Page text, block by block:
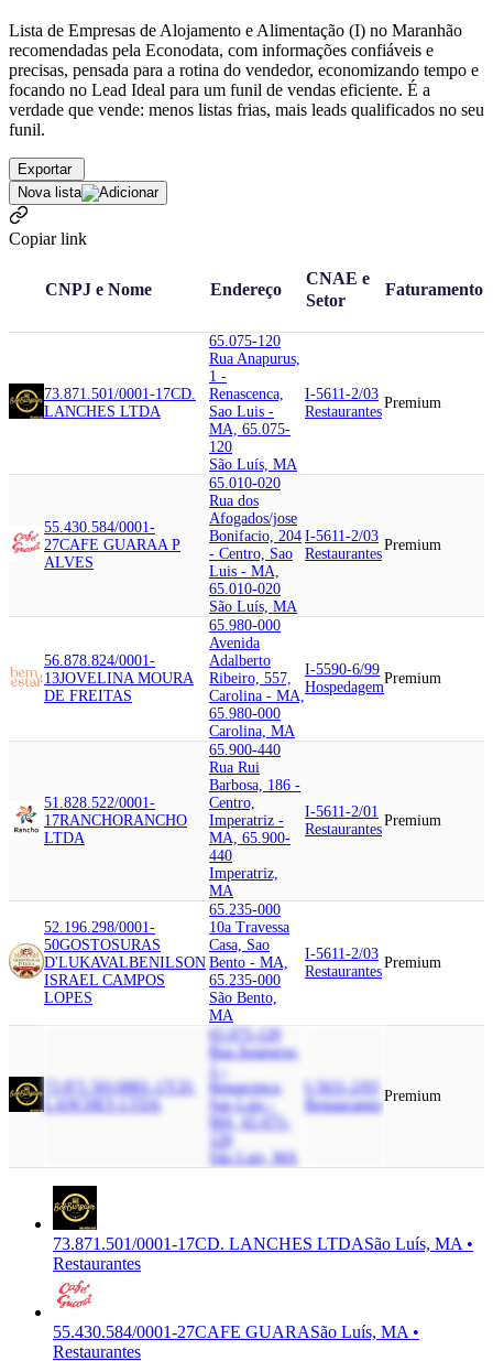
Lista de Empresas de Alojamento e Alimentação (I) no Maranhão
recomendadas pela Econodata, com informações confiáveis e
precisas, pensada para a rotina do vendedor, economizando tempo e
focando no Lead Ideal para um funil de vendas eficiente. É a
verdade que vende: menos listas frias, mais leads qualificados no seu
funil.
Exportar
Nova lista
Copiar link
CNPJ e Nome Endereço
CNAE e
Setor
Faturamento
73.871.501/0001-17CD.
LANCHES LTDA
65.075-120
Rua Anapurus,
1 -
Renascenca,
Sao Luis -
MA, 65.075-
120
São Luís, MA
I-5611-2/03
Restaurantes
Premium
55.430.584/0001-
27CAFE GUARAA P
ALVES
65.010-020
Rua dos
Afogados/jose
Bonifacio, 204
- Centro, Sao
Luis - MA,
65.010-020
São Luís, MA
I-5611-2/03
Restaurantes
Premium
56.878.824/0001-
13JOVELINA MOURA
DE FREITAS
65.980-000
Avenida
Adalberto
Ribeiro, 557,
Carolina - MA,
65.980-000
Carolina, MA
I-5590-6/99
Hospedagem
Premium
51.828.522/0001-
17RANCHORANCHO
LTDA
65.900-440
Rua Rui
Barbosa, 186 -
Centro,
Imperatriz -
MA, 65.900-
440
Imperatriz,
MA
I-5611-2/01
Restaurantes
Premium
52.196.298/0001-
50GOSTOSURAS
D'LUKAVALBENILSON
ISRAEL CAMPOS
LOPES
65.235-000
10a Travessa
Casa, Sao
Bento - MA,
65.235-000
São Bento,
MA
I-5611-2/03
Restaurantes
Premium
73.871.501/0001-17
CD.
LANCHES LTDA
65.075-120
Rua Anapurus,
1 -
Renascenca,
Sao Luis -
MA, 65.075-
120
São Luís, MA
I-5611-2/03
Restaurantes
Premium
73.871.501/0001-17CD. LANCHES LTDASão Luís, MA •
Restaurantes
55.430.584/0001-27CAFE GUARASão Luís, MA •
Restaurantes